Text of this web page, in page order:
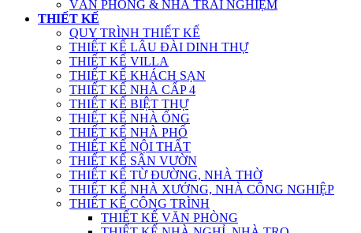
VĂN PHÒNG & NHÀ TRẢI NGHIỆM
THIẾT KẾ
QUY TRÌNH THIẾT KẾ
THIẾT KẾ LÂU ĐÀI DINH THỰ
THIẾT KẾ VILLA
THIẾT KẾ KHÁCH SẠN
THIẾT KẾ NHÀ CẤP 4
THIẾT KẾ BIỆT THỰ
THIẾT KẾ NHÀ ỐNG
THIẾT KẾ NHÀ PHỐ
THIẾT KẾ NỘI THẤT
THIẾT KẾ SÂN VƯỜN
THIẾT KẾ TỪ ĐƯỜNG, NHÀ THỜ
THIẾT KẾ NHÀ XƯỞNG, NHÀ CÔNG NGHIỆP
THIẾT KẾ CÔNG TRÌNH
THIẾT KẾ VĂN PHÒNG